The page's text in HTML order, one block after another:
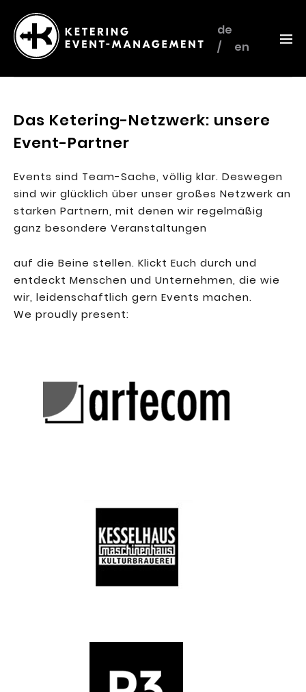
Management
de
en
Das Ketering-Netzwerk: unsere
Event-Partner
Events sind Team-Sache, völlig klar. Deswegen
sind wir glücklich über unser großes Netzwerk an
starken Partnern, mit denen wir regelmäßig
ganz besondere Veranstaltungen
auf die Beine stellen. Klickt Euch durch und
entdeckt Menschen und Unternehmen, die wie
wir, leidenschaftlich gern Events machen.
We proudly present: